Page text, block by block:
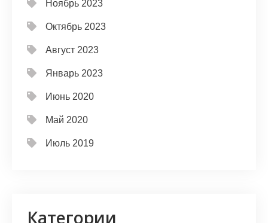
Ноябрь 2023
Октябрь 2023
Август 2023
Январь 2023
Июнь 2020
Май 2020
Июль 2019
Категории